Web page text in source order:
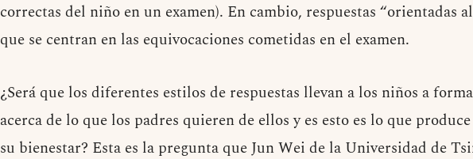
correctas del niño en un examen). En cambio, respuestas “orientadas
que se centran en las equivocaciones cometidas en el examen.
¿Será que los diferentes estilos de respuestas llevan a los niños a
acerca de lo que los padres quieren de ellos y es esto es lo que
su bienestar? Esta es la pregunta que Jun Wei de la Universidad de